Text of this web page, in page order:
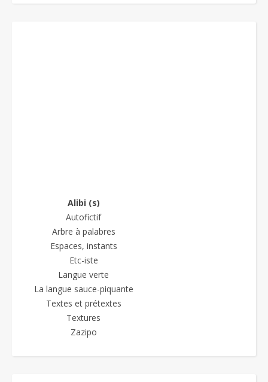
Alibi (s)
Autofictif
Arbre à palabres
Espaces, instants
Etc-iste
Langue verte
La langue sauce-piquante
Textes et prétextes
Textures
Zazipo